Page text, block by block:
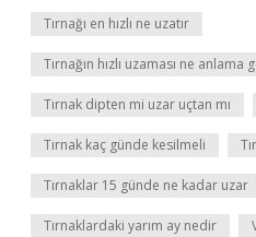
Tırnağı en hızlı ne uzatır
Tırnağın hızlı uzaması ne anlama
Tırnak dipten mi uzar uçtan mı
Tırnak kaç günde kesilmeli
Tırnaklar 15 günde ne kadar uzar
Tırnaklardaki yarım ay nedir